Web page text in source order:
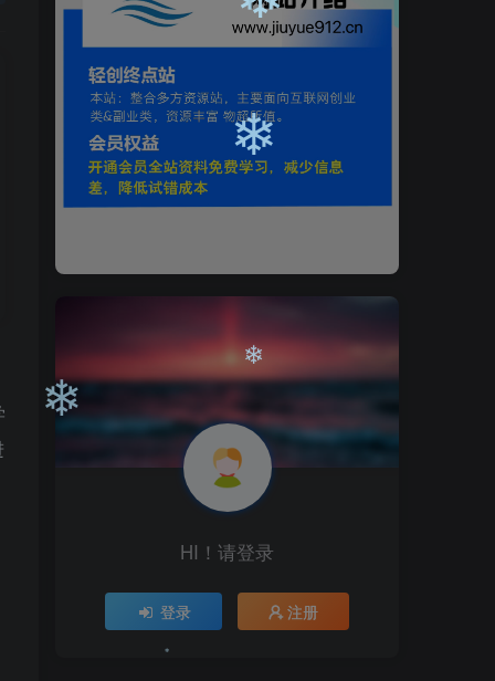
HI！请登录
登录 注册
❄
❄
❄